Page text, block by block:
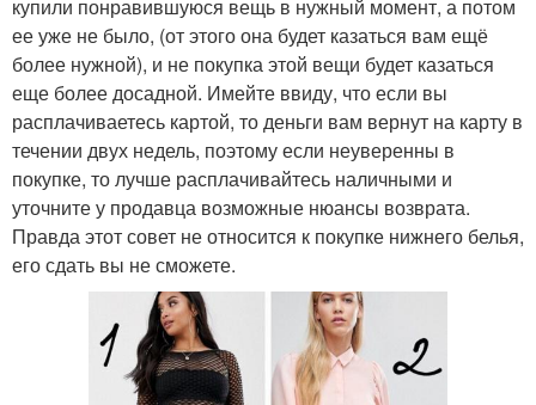
купили понравившуюся вещь в нужный момент, а потом
ее уже не было, (от этого она будет казаться вам ещё
более нужной), и не покупка этой вещи будет казаться
еще более досадной. Имейте ввиду, что если вы
расплачиваетесь картой, то деньги вам вернут на карту в
течении двух недель, поэтому если неуверенны в
покупке, то лучше расплачивайтесь наличными и
уточните у продавца возможные нюансы возврата.
Правда этот совет не относится к покупке нижнего белья,
его сдать вы не сможете.